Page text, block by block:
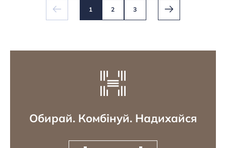
1 2 3
Обирай. Комбінуй. Надихайся